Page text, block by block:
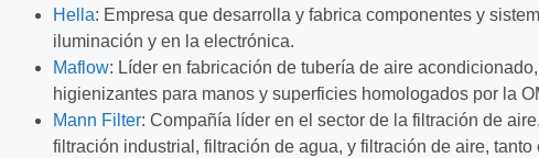
Hella: Empresa que desarrolla y fabrica componentes y
iluminación y en la electrónica.
Maflow: Líder en fabricación de tubería de aire
higienizantes para manos y superficies homologados por la
Mann Filter: Compañía líder en el sector de la filtración de
filtración industrial, filtración de agua, y filtración de aire,